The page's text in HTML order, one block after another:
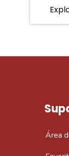
Área